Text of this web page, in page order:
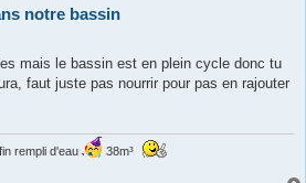
notre bassin
mais le bassin est en plein cycle donc tu
faut juste pas nourrir pour pas en rajouter
rempli d'eau
38m³